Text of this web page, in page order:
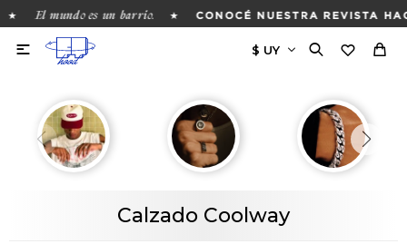
El mundo es un barrio. CONOCÉ NUESTRA REVISTA

Calzado Coolway